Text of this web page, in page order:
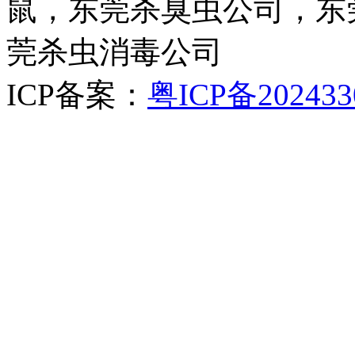
鼠，东莞杀臭虫公司，
莞杀虫消毒公司
ICP备案： 粤ICP备